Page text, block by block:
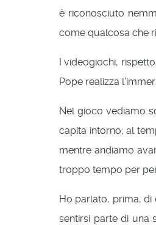
è riconosciuto
come qualcosa che
I videogiochi,
Pope realizza
Nel gioco vediamo
capita intorno; al
mentre andiamo
troppo tempo per
Ho parlato, prima, di
sentirsi parte di una